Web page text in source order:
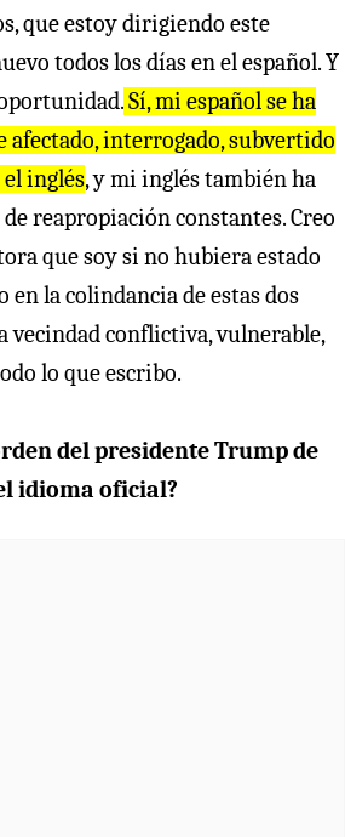
que estoy dirigiendo este
todos los días en el español. Y
Sí, mi español se ha
interrogado, subvertido
inglés, y mi inglés también ha
reapropiación constantes. Creo
que soy si no hubiera estado
la colindancia de estas dos
vecindad conflictiva, vulnerable,
lo que escribo.
del presidente Trump de
idioma oficial?